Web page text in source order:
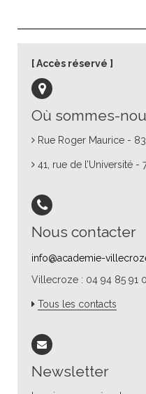
Où sommes-
Rue Roger Maurice -
41, rue de l’Université -
Nous contacter
info@academie-
Villecroze : 04 94 85 91
Tous les contacts
Newsletter
Accès réservé